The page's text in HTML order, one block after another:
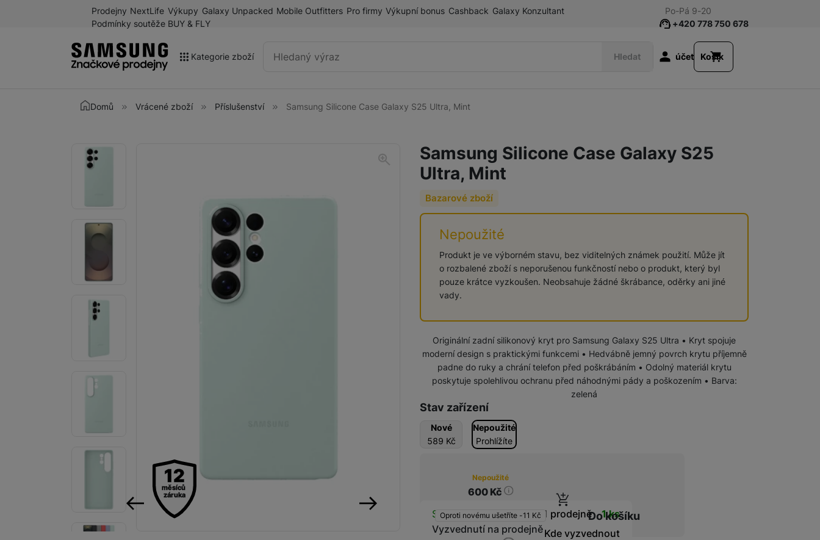
Prodejny NextLife Výkupy Galaxy Unpacked Mobile Outfitters Pro firmy Výkupní bonus Cashback Galaxy Konzultant
Podmínky soutěže BUY & FLY
Vyhledávání Hledat
Kategorie zboží
Akce
novinky léta 2026
Tablety
Galaxy Ring
Mobilní telefony
Televize/Audio
Domácí spotřebiče Chytré hodinky
Totální výprodej
Sekce šílených cen
Předobjednejte novou
Samsung TV výhodněji
+420 778 750 678
Po-Pá 9-20
Uživatelská
účet Košík
Domů Vrácené zboží Příslušenství Samsung Silicone Case Galaxy S25 Ultra, Mint
Samsung Silicone Case Galaxy S25
Ultra, Mint
Bazarové zboží
Nepoužité
Produkt je ve výborném stavu, bez viditelných známek použití. Může jít
o rozbalené zboží s neporušenou funkčností nebo o produkt, který byl
pouze krátce vyzkoušen. Neobsahuje žádné škrábance, oděrky ani jiné
vady.
Originální zadní silikonový kryt pro Samsung Galaxy S25 Ultra • Kryt spojuje
moderní design s praktickými funkcemi • Hedvábně jemný povrch krytu příjemně
padne do ruky a chrání telefon před poškrábáním • Odolný materiál krytu
poskytuje spolehlivou ochranu před náhodnými pády a poškozením • Barva:
zelená
Stav zařízení
Nové
589 Kč
Nepoužité
Prohlížíte
Stav zboží
Nepoužité
Oproti novému ušetříte -11 Kč
600 Kč
Do košíku
Dostupnost
Skladem na prodejně na 1 prodejně
1 ks
Vyzvednutí na prodejněKde vyzvednout
předchozí
12
měsíců
záruka
Fotografie